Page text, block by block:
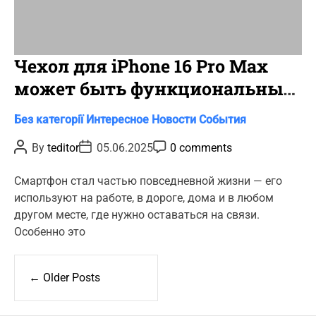
Чехол для iPhone 16 Pro Max
может быть функциональным
и стильным одновременно
C
t
g
o
r
i
e
Без категорії Интересное Новости События
P
o
t
A
u
t
h
o
By teditorP
o
t
D
a
t
e
05.06.2025P
o
t
o
m
t
0 comments
Смартфон стал частью повседневной жизни — его
используют на работе, в дороге, дома и в любом
другом месте, где нужно оставаться на связи.
Особенно это
Н
в
← Older Posts